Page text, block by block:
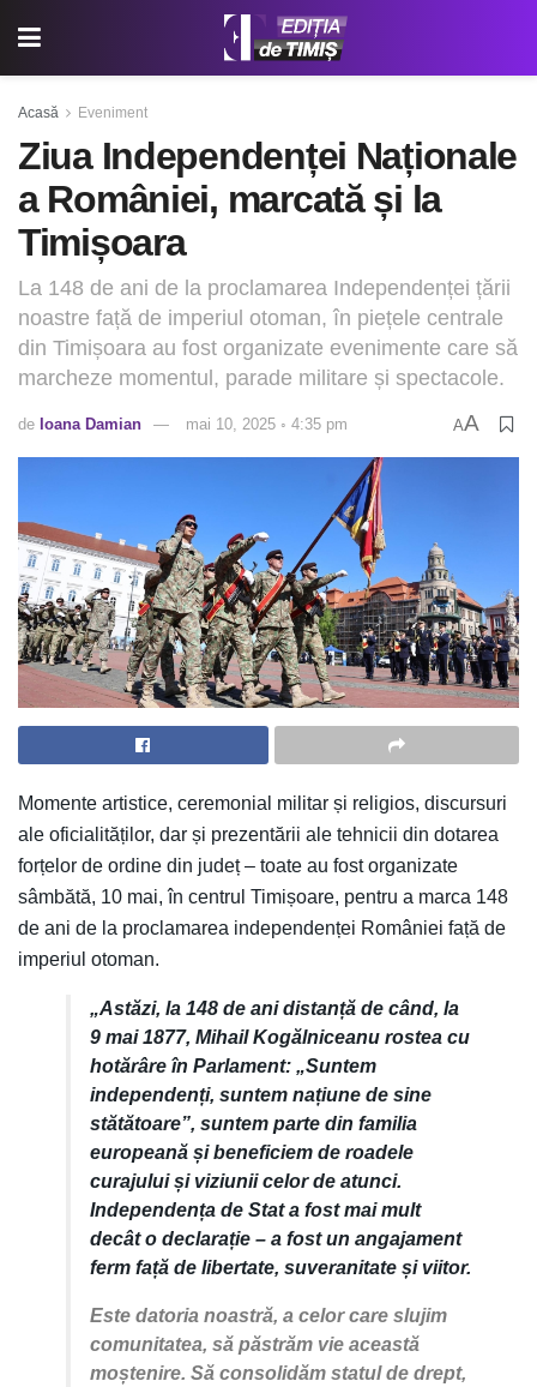
Acasă Eveniment
Ziua Independenței Naționale
a României, marcată și la
Timișoara
La 148 de ani de la proclamarea Independenței țării
noastre față de imperiul otoman, în piețele centrale
din Timișoara au fost organizate evenimente care să
marcheze momentul, parade militare și spectacole.
de Ioana Damian mai 10, 2025 ◦ 4:35 pm AA
Momente artistice, ceremonial militar și religios, discursuri
ale oficialităților, dar și prezentării ale tehnicii din dotarea
forțelor de ordine din județ – toate au fost organizate
sâmbătă, 10 mai, în centrul Timișoare, pentru a marca 148
de ani de la proclamarea independenței României față de
imperiul otoman.
„Astăzi, la 148 de ani distanță de când, la
9 mai 1877, Mihail Kogălniceanu rostea cu
hotărâre în Parlament: „Suntem
independenți, suntem națiune de sine
stătătoare”, suntem parte din familia
europeană și beneficiem de roadele
curajului și viziunii celor de atunci.
Independența de Stat a fost mai mult
decât o declarație – a fost un angajament
ferm față de libertate, suveranitate și viitor.
Este datoria noastră, a celor care slujim
comunitatea, să păstrăm vie această
moștenire. Să consolidăm statul de drept,